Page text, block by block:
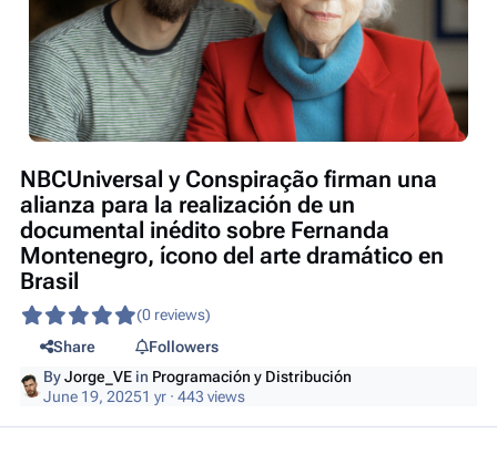
NBCUniversal y Conspiração firman una
alianza para la realización de un
documental inédito sobre Fernanda
Montenegro, ícono del arte dramático en
Brasil
(0 reviews)
Share
Followers
ByJorge_VE in Programación y Distribución
June 19, 20251 yr · 443 views